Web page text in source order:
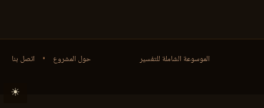
حول المشروع • اتصل بنا الموسوعة الشاملة للتفسير
☀